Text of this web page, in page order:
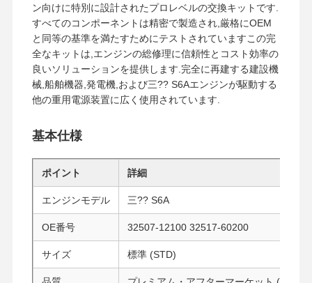
ン向けに特別に設計されたプロレベルの交換キットです.
すべてのコンポーネントは精密で製造され,厳格にOEM
と同等の基準を満たすためにテストされていますこの完
全なキットは,エンジンの総修理に信頼性とコスト効率の
良いソリューションを提供します.完全に再建する建設機
械,船舶機器,発電機,および三?? S6Aエンジンが駆動する
他の重用電源装置に広く使用されています.
基本仕様
ポイント 詳細
エンジンモデル 三?? S6A
OE番号 32507-12100 32517-60200
サイズ 標準 (STD)